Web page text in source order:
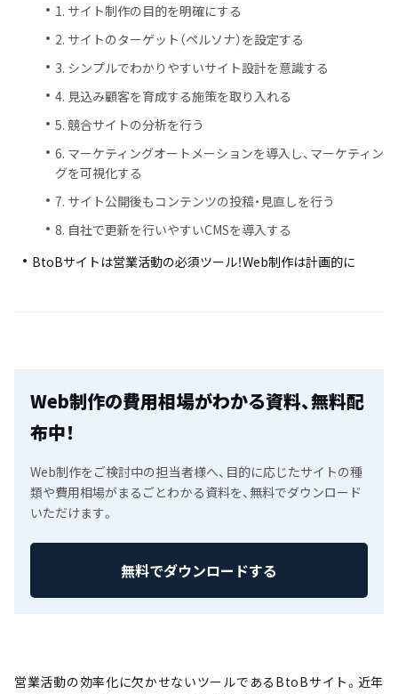
1. サイト制作の目的を明確にする
2. サイトのターゲット（ペルソナ）を設定する
3. シンプルでわかりやすいサイト設計を意識する
4. 見込み顧客を育成する施策を取り入れる
5. 競合サイトの分析を行う
6. マーケティングオートメーションを導入し、マーケティン
グを可視化する
7. サイト公開後もコンテンツの投稿・見直しを行う
8. 自社で更新を行いやすいCMSを導入する
BtoBサイトは営業活動の必須ツール！Web制作は計画的に
Web制作の費用相場がわかる資料、無料配
布中！
Web制作をご検討中の担当者様へ、目的に応じたサイトの種
類や費用相場がまるごとわかる資料を、無料でダウンロード
いただけます。
無料でダウンロードする
営業活動の効率化に欠かせないツールであるBtoBサイト。近年